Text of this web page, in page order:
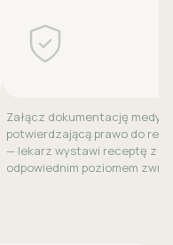
Załącz dokumentację
potwierdzającą prawo do
— lekarz wystawi receptę z
odpowiednim poziomem